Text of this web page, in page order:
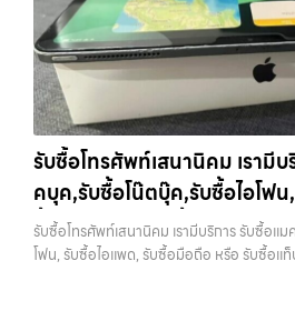
จ่ายเงินทันที… รับซื้อไอแพดบางพลี ขายอุปก
ติดต่อเราเลย! การันตีราคาดี รับเงินทันใจ ป
การ รับซื้อไอโฟน, รับซื้อไอแพด, รับซื้อมือถือ
ถือ.com” เว็บไซต์ที่คุณไว้วางใจได้ สำหรับบ
Samsung, iPad, แท็บเล็ต ทุกยี่ห้อ ให้ราคาสู
ครอบคลุมพื้นที่ ลาดพร้าว, รัชดา, บางรัก, แจ้
รามอินทรา และเขตกรุงเทพฯ ใกล้ “ใกล้ ฉัน”
แท็บเล็ต และอุปกรณ์ไอทีใหม่ๆ เปลี่ยนรุ่นกันแ
ใช้แล้วอาจกลายเป็นของที่ไม่ได้ใช้งานอยู่เฉยๆ
เป็นทางเลือกให้คุณสามารถเปลี่ยนอุปกรณ์ที่ไม่
ทันที ด้วยบริการ รับซื้อไอโฟน, รับซื้อไอแพด,
รับซื้อโน๊ตบุ๊ค, รับซื้อแท็บเล็ต, รับซื้อสินค้าไอ
รับซื้อโทรศัพท์เสนานิคม เรามี
คบุค,รับซื้อโน๊ตบุ๊ค,รับซื้อไอโฟ
ซื้อมือถือ หรือ รับซื้อแท็บเล็ต บ
กรุงเทพ และพื้นที่ใกล้เคียง
รับซื้อโทรศัพท์เสนานิคม เรามีบริการ รับซื้อแ
โฟน, รับซื้อไอแพด, รับซื้อมือถือ หรือ รับซื้อแ